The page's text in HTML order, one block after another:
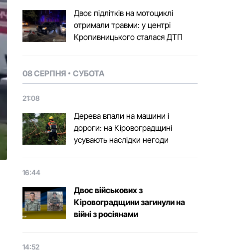
Двоє підлітків на мотоциклі
отримали травми: у центрі
Кропивницького сталася ДТП
08 СЕРПНЯ СУБОТА
21:08
Дерева впали на машини і
дороги: на Кіровоградщині
усувають наслідки негоди
16:44
Двоє військових з
Кіровоградщини загинули на
війні з росіянами
14:52